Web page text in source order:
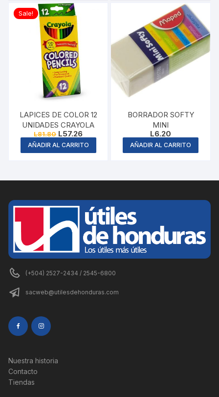
Sale!
LAPICES DE COLOR 12
UNIDADES CRAYOLA
L81.80 Original
price
was:
L81.80.
L57.26Current
price
is:
L57.26.
AÑADIR AL CARRITO
BORRADOR SOFTY
MINI
L6.20
AÑADIR AL CARRITO
(+504) 2527-2434 / 2545-6800
sacweb@utilesdehonduras.com
Nuestra historia
Contacto
Tiendas